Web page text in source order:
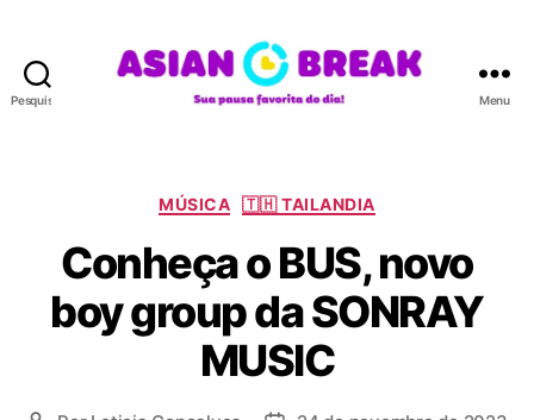
Pesquisar
A
B
R
E
A
K
Menu
C
t
e
g
o
r
a
MÚSICA 🇹🇭 TAILANDIA
Conheça o BUS, novo
boy group da SONRAY
MUSIC